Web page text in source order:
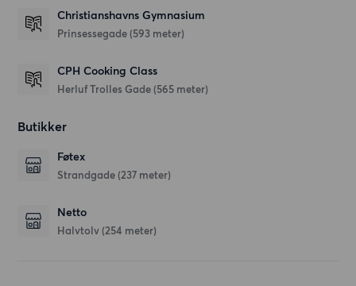
Christianshavns Gymnasium
Prinsessegade (593 meter)
CPH Cooking Class
Herluf Trolles Gade (565 meter)
Butikker
Føtex
Strandgade (237 meter)
Netto
Halvtolv (254 meter)